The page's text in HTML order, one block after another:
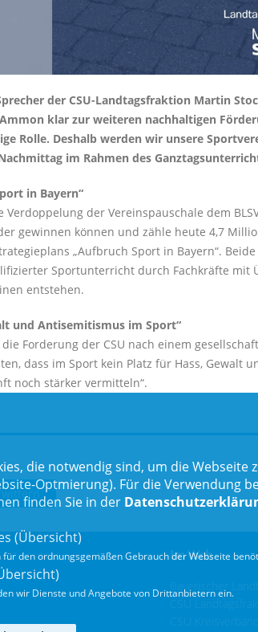
der CSU-Landtagsfraktion Martin
klar zur weiteren nachhaltigen
Rolle. Deshalb werden wir unsere
im Rahmen des
in Bayern“
Verdoppelung der Vereinspauschale dem
gewinnen können und zähle heute 4,7
„Aufbruch Sport in Bayern“.
Sportunterricht durch Fachkräfte
entstehen.
und Antisemitismus im Sport“
Forderung der CSU nach einem
dass im Sport kein Platz für Hass,
noch stärker vermitteln“.
Im Web
Bayerischer
CSU
die notwendig sind, um die
Optmierung). Für die Verwendung
finden Sie in der
(Übersicht)
den ordnungsgemäßen Gebrauch der Webseite
)
wir Dienste und Angebote von Drittanbietern ein.